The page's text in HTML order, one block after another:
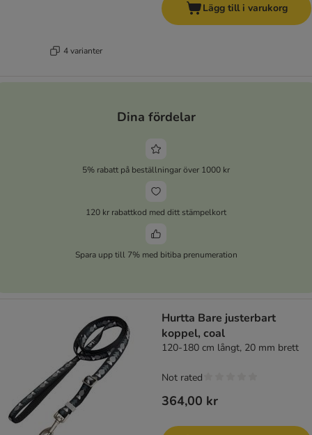
4 varianter
Lägg till i varukorg
Dina fördelar
5% rabatt på beställningar över 1000 kr
120 kr rabattkod med ditt stämpelkort
Spara upp till 7% med bitiba prenumeration
Hurtta Bare justerbart
koppel, coal
120-180 cm långt, 20 mm brett
364,00 kr
Not rated